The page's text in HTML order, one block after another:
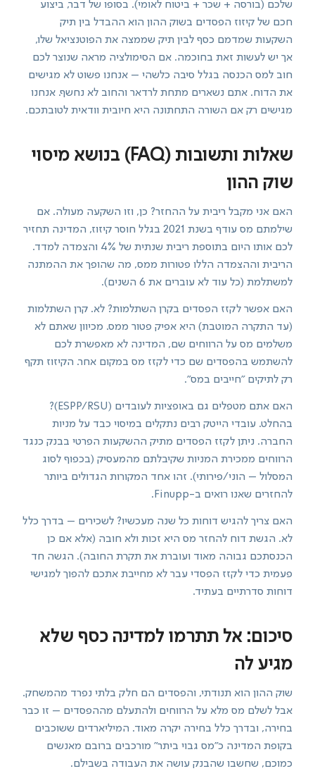
שלכם (בורסה + שכר + ביטוח לאומי). בסופו של דבר, ביצוע
חכם של קיזוז הפסדים בשוק ההון הוא ההבדל בין תיק
השקעות שמדמם כסף לבין תיק שממצה את הפוטנציאל שלו,
אך יש לעשות זאת בחוכמה. אם הסימולציה מראה שנוצר לכם
חוב למס הכנסה בגלל סיבה כלשהי – אנחנו פשוט לא מגישים
את הדוח. אתם נשארים מתחת לרדאר והחוב לא נחשף. אנחנו
מגישים רק אם השורה התחתונה היא חיובית וודאית לטובתכם.
שאלות ותשובות (FAQ) בנושא מיסוי
שוק ההון
האם אני מקבל ריבית על ההחזר? כן, וזו השקעה מעולה. אם
שילמתם מס עודף בשנת 2021 בגלל חוסר קיזוז, המדינה תחזיר
לכם אותו היום בתוספת ריבית שנתית של 4% והצמדה למדד.
הריבית וההצמדה הללו פטורות ממס, מה שהופך את ההמתנה
למשתלמת (כל עוד לא עוברים את 6 השנים).
האם אפשר לקזז הפסדים בקרן השתלמות? לא. קרן השתלמות
(עד התקרה המוטבת) היא אפיק פטור ממס. מכיוון שאתם לא
משלמים מס על הרווחים שם, המדינה לא מאפשרת לכם
להשתמש בהפסדים שם כדי לקזז מס במקום אחר. הקיזוז תקף
רק לתיקים "חייבים במס".
האם אתם מטפלים גם באופציות לעובדים (ESPP/RSU)?
בהחלט. עובדי הייטק רבים נתקלים במיסוי כבד על מניות
החברה. ניתן לקזז הפסדים מתיק ההשקעות הפרטי בבנק כנגד
הרווחים ממכירת המניות שקיבלתם מהמעסיק (בכפוף לסוג
המסלול – הוני/פירותי). זהו אחד המקורות הגדולים ביותר
להחזרים שאנו רואים ב-Finupp.
האם צריך להגיש דוחות כל שנה מעכשיו? לשכירים – בדרך כלל
לא. הגשת דוח להחזר מס היא זכות ולא חובה (אלא אם כן
הכנסתכם גבוהה מאוד ועוברת את תקרת החובה). הגשה חד
פעמית כדי לקזז הפסדי עבר לא מחייבת אתכם להפוך למגישי
דוחות סדרתיים בעתיד.
סיכום: אל תתרמו למדינה כסף שלא
מגיע לה
שוק ההון הוא תנודתי, והפסדים הם חלק בלתי נפרד מהמשחק.
אבל לשלם מס מלא על הרווחים ולהתעלם מההפסדים – זו כבר
בחירה, ובדרך כלל בחירה יקרה מאוד. המיליארדים ששוכבים
בקופת המדינה כ"מס גבוי ביתר" מורכבים ברובם מאנשים
כמוכם, שחשבו שהבנק עושה את העבודה בשבילם.